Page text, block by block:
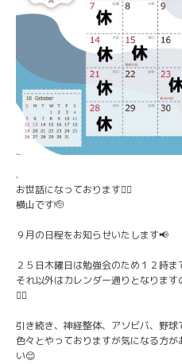
.
お世話になっております🙇‍♂️
横山です🫡
９月の日程をお知らせいたします📢
２５日木曜日は勉強会のため１２時
それ以外はカレンダー通りとなりま
🙇‍♂️
引き続き、神経整体、アソビバ、野球
色々とやっておりますが気になる方
い😌